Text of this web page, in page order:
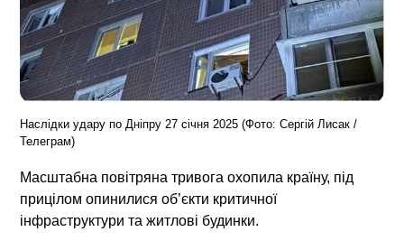
Наслідки удару по Дніпру 27 січня 2025 (Фото: Сергій Лисак /
Телеграм)
Масштабна повітряна тривога охопила країну, під
прицілом опинилися об’єкти критичної
інфраструктури та житлові будинки.